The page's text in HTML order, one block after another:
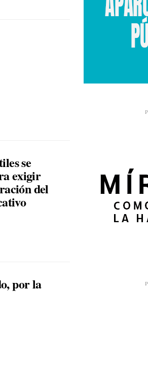
se
exigir
del
por la